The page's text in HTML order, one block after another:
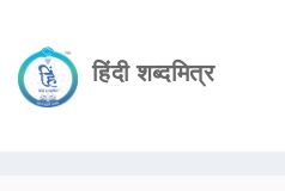
हिंदी शब्दमित्र